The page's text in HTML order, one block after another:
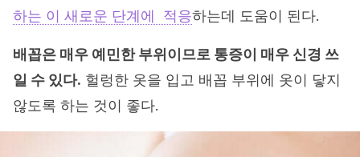
하는 이 새로운 단계에 적응하는데 도움이 된다.
배꼽은 매우 예민한 부위이므로 통증이 매우 신경 쓰
일 수 있다. 헐렁한 옷을 입고 배꼽 부위에 옷이 닿지
않도록 하는 것이 좋다.